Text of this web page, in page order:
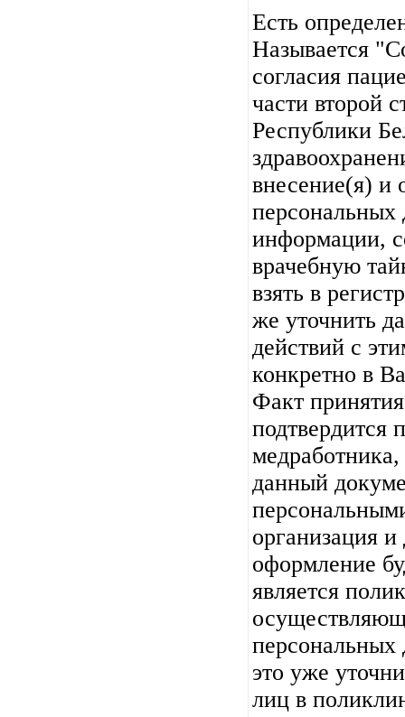
Есть
Называется
согласия
части второй
Республики
внесение(я) и
персональных
информации,
врачебную
взять в
же уточнить
действий с
конкретно в
Факт
подтвердится
данный
организация
оформление
является
это уже
лиц в